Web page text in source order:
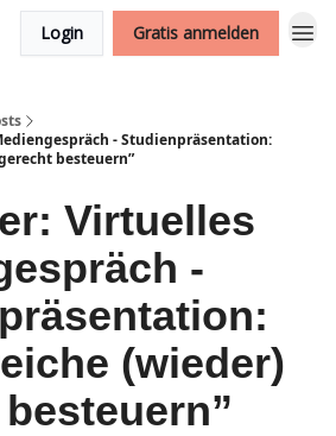
Login Gratis anmelden
- Studienpräsentation:
besteuern”
Virtuelles
-
(wieder)